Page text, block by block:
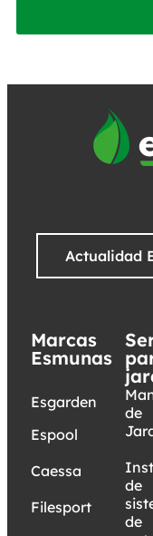
Actualidad
Marcas
Esmunas
Esgarden
Espool
Caessa
Filesport
de
de
de